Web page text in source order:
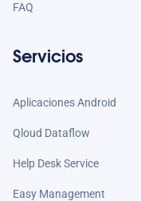
FAQ
Servicios
Aplicaciones Android
Qloud Dataflow
Help Desk Service
Easy Management